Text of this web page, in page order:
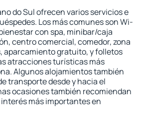
do Sul ofrecen varios servicios e
Los más comunes son Wi-
con spa, minibar/caja
centro comercial, comedor, zona
aparcamiento gratuito, y folletos
atracciones turísticas más
Algunos alojamientos también
transporte desde y hacia el
ocasiones también recomiendan
más importantes en